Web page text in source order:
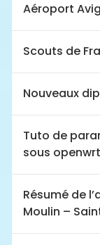
Aéroport
Scouts de
Nouveaux
Tuto de
sous
Résumé de
Moulin –